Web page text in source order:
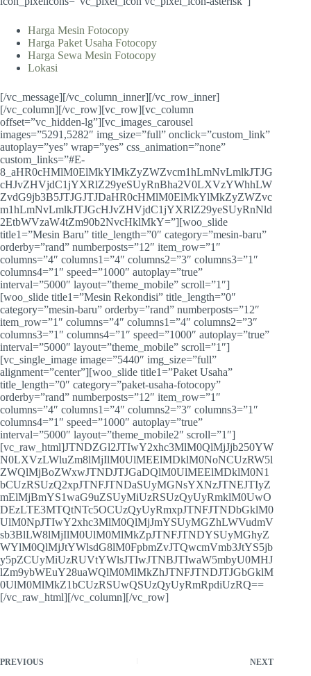
Harga Mesin Fotocopy
Harga Paket Usaha Fotocopy
Harga Sewa Mesin Fotocopy
Lokasi
[/vc_message][/vc_column_inner][/vc_row_inner]
[/vc_column][/vc_row][vc_row][vc_column
offset=”vc_hidden-lg”][vc_images_carousel
images=”5291,5282″ img_size=”full” onclick=”custom_link”
autoplay=”yes” wrap=”yes” css_animation=”none”
custom_links=”#E-
8_aHR0cHMlM0ElMkYlMkZyZWZvcm1hLmNvLmlkJTJG
cHJvZHVjdC1jYXRlZ29yeSUyRnBha2V0LXVzYWhhLW
ZvdG9jb3B5JTJGJTJDaHR0cHMlM0ElMkYlMkZyZWZvc
m1hLmNvLmlkJTJGcHJvZHVjdC1jYXRlZ29yeSUyRnNld
2EtbWVzaW4tZm90b2NvcHklMkY=”][woo_slide
title1=”Mesin Baru” title_length=”0″ category=”mesin-baru”
orderby=”rand” numberposts=”12″ item_row=”1″
columns=”4″ columns1=”4″ columns2=”3″ columns3=”1″
columns4=”1″ speed=”1000″ autoplay=”true”
interval=”5000″ layout=”theme_mobile” scroll=”1″]
[woo_slide title1=”Mesin Rekondisi” title_length=”0″
category=”mesin-baru” orderby=”rand” numberposts=”12″
item_row=”1″ columns=”4″ columns1=”4″ columns2=”3″
columns3=”1″ columns4=”1″ speed=”1000″ autoplay=”true”
interval=”5000″ layout=”theme_mobile” scroll=”1″]
[vc_single_image image=”5440″ img_size=”full”
alignment=”center”][woo_slide title1=”Paket Usaha”
title_length=”0″ category=”paket-usaha-fotocopy”
orderby=”rand” numberposts=”12″ item_row=”1″
columns=”4″ columns1=”4″ columns2=”3″ columns3=”1″
columns4=”1″ speed=”1000″ autoplay=”true”
interval=”5000″ layout=”theme_mobile2″ scroll=”1″]
[vc_raw_html]JTNDZGl2JTIwY2xhc3MlM0QlMjJjb250YW
N0LXVzLWluZm8lMjIlM0UlMEElMDklM0NoNCUzRW5l
ZWQlMjBoZWxwJTNDJTJGaDQlM0UlMEElMDklM0N1
bCUzRSUzQ2xpJTNFJTNDaSUyMGNsYXNzJTNEJTIyZ
mElMjBmYS1waG9uZSUyMiUzRSUzQyUyRmklM0UwO
DEzLTE3MTQtNTc5OCUzQyUyRmxpJTNFJTNDbGklM0
UlM0NpJTIwY2xhc3MlM0QlMjJmYSUyMGZhLWVudmV
sb3BlLW8lMjIlM0UlM0MlMkZpJTNFJTNDYSUyMGhyZ
WYlM0QlMjJtYWlsdG8lM0FpbmZvJTQwcmVmb3JtYS5jb
y5pZCUyMiUzRUVtYWlsJTIwJTNBJTIwaW5mbyU0MHJ
lZm9ybWEuY28uaWQlM0MlMkZhJTNFJTNDJTJGbGklM
0UlM0MlMkZ1bCUzRSUwQSUzQyUyRmRpdiUzRQ==
[/vc_raw_html][/vc_column][/vc_row]
PREVIOUS NEXT